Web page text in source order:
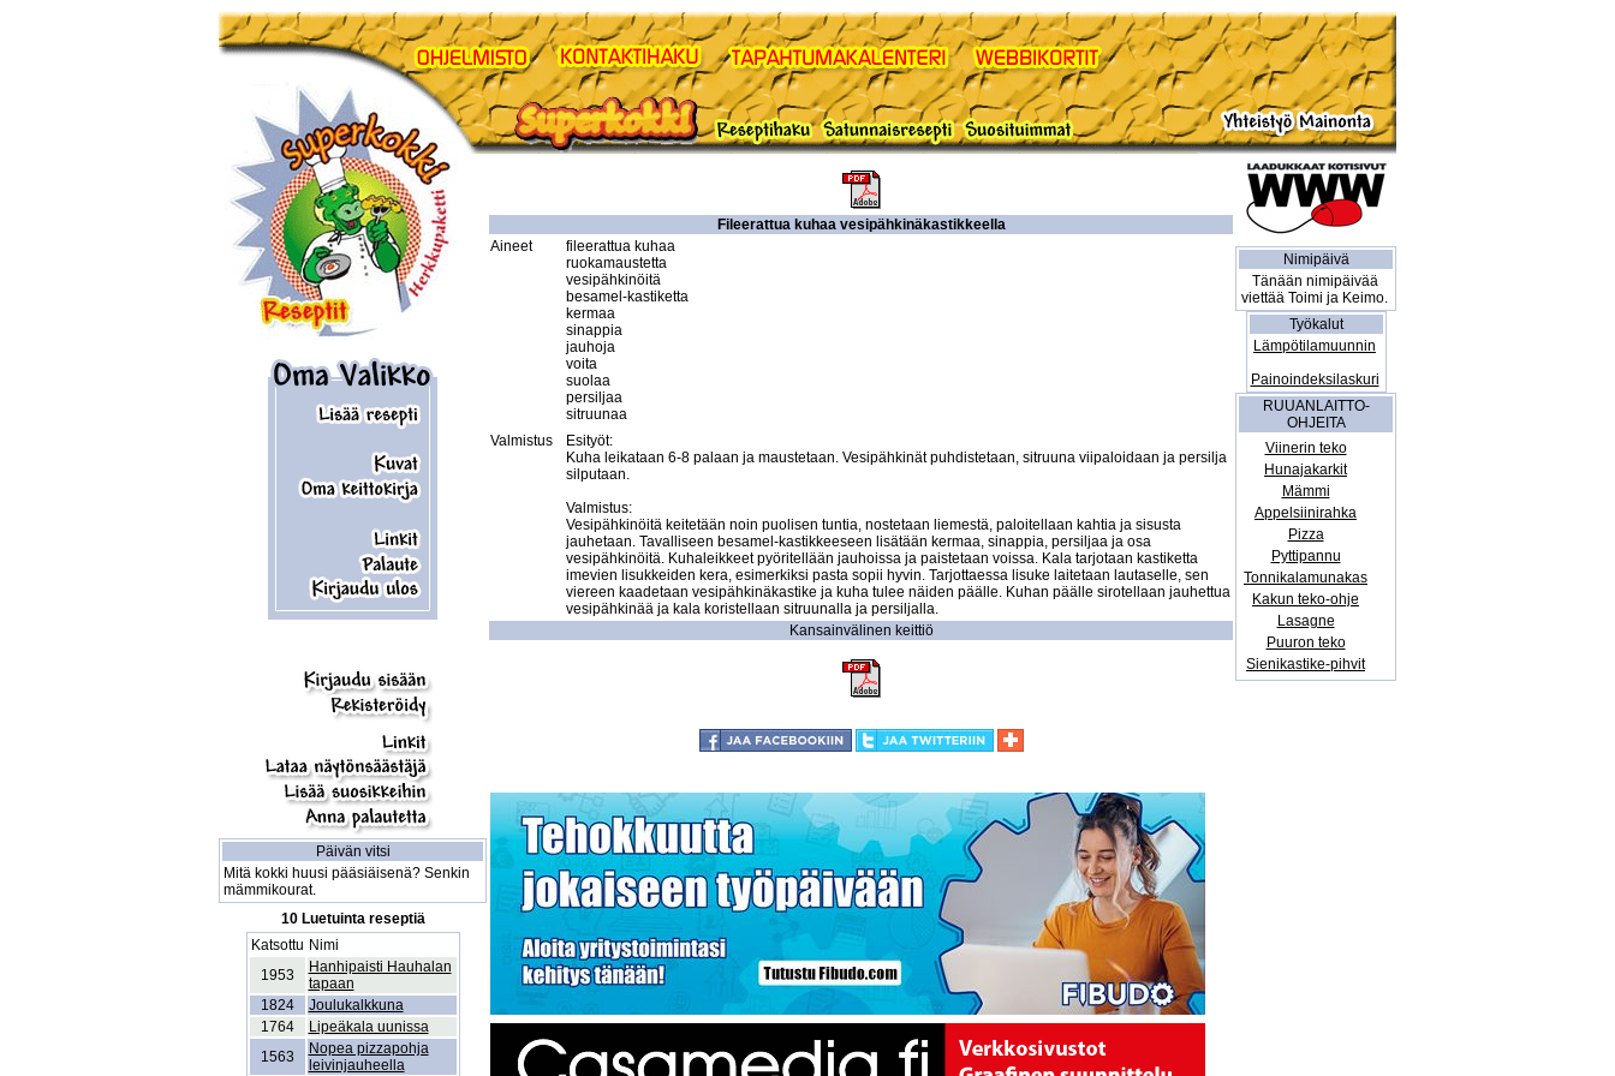
Päivän vitsi
Mitä kokki huusi pääsiäisenä? Senkin
mämmikourat.
10 Luetuinta reseptiä
Katsottu Nimi
1953
Hanhipaisti Hauhalan
tapaan
1824
Joulukalkkuna
1764
Lipeäkala uunissa
1563
Nopea pizzapohja
leivinjauheella
Fileerattua kuhaa vesipähkinäkastikkeella
Aineet
fileerattua kuhaa
ruokamaustetta
vesipähkinöitä
besamel-kastiketta
kermaa
sinappia
jauhoja
voita
suolaa
persiljaa
sitruunaa
Valmistus
Esityöt:
Kuha leikataan 6-8 palaan ja maustetaan. Vesipähkinät puhdistetaan, sitruuna viipaloidaan ja persilja
silputaan.
Valmistus:
Vesipähkinöitä keitetään noin puolisen tuntia, nostetaan liemestä, paloitellaan kahtia ja sisusta
jauhetaan. Tavalliseen besamel-kastikkeeseen lisätään kermaa, sinappia, persiljaa ja osa
vesipähkinöitä. Kuhaleikkeet pyöritellään jauhoissa ja paistetaan voissa. Kala tarjotaan kastiketta
imevien lisukkeiden kera, esimerkiksi pasta sopii hyvin. Tarjottaessa lisuke laitetaan lautaselle, sen
viereen kaadetaan vesipähkinäkastike ja kuha tulee näiden päälle. Kuhan päälle sirotellaan jauhettua
vesipähkinää ja kala koristellaan sitruunalla ja persiljalla.
Kansainvälinen keittiö
Nimipäivä
Tänään nimipäivää
viettää Toimi ja Keimo.
Työkalut
Lämpötilamuunnin
Painoindeksilaskuri
RUUANLAITTO-
OHJEITA
Viinerin teko
Hunajakarkit
Mämmi
Appelsiinirahka
Pizza
Pyttipannu
Tonnikalamunakas
Kakun teko-ohje
Lasagne
Puuron teko
Sienikastike-pihvit